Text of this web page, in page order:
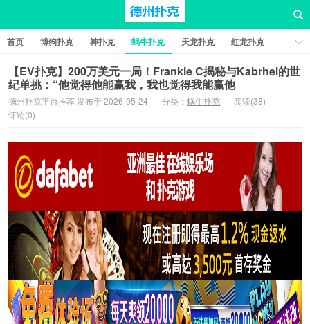
首页 博狗扑克 神扑克 蜗牛扑克 天龙扑克
红龙扑克
新葡京棋牌
红星扑克 扑克之星 比特币扑克
【EV扑克】200万美元一局！Frankie C揭秘与Kabrhel的世
纪单挑：“他觉得他能赢我，我也觉得我能赢他
德州扑克平台推荐 发布于 2026-05-24 分类： 蜗牛扑克
阅读(38)
评论(0)